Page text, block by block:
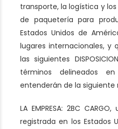
transporte, la logística y
de paquetería para
Estados Unidos de
lugares internacionales, y
las siguientes
términos delineados
entenderán de la siguiente
LA EMPRESA: 2BC
registrada en los Estados